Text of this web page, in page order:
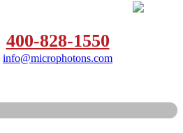
400-828-1550
info@microphotons.com